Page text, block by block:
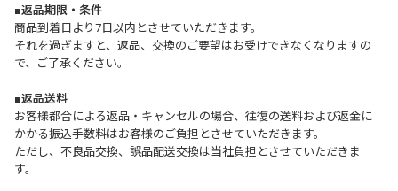
■返品期限・条件
商品到着日より7日以内とさせていただきます。
それを過ぎますと、返品、交換のご要望はお受けできなくなりますの
で、ご了承ください。
■返品送料
お客様都合による返品・キャンセルの場合、往復の送料および返金に
かかる振込手数料はお客様のご負担とさせていただきます。
ただし、不良品交換、誤品配送交換は当社負担とさせていただきま
す。